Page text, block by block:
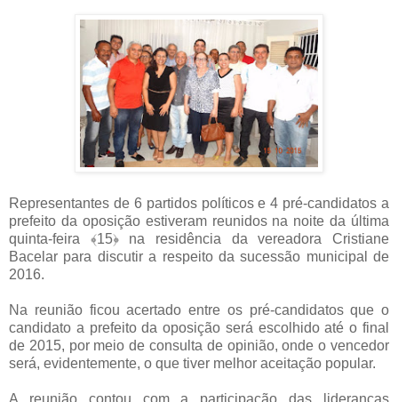
Representantes de 6 partidos políticos e 4 pré-candidatos a
prefeito da oposição estiveram reunidos na noite da última
quinta-feira ﴾15﴿
na residência da vereadora Cristiane
Bacelar para discutir a respeito da sucessão municipal de
2016.
Na reunião ficou acertado entre os pré-candidatos que o
candidato a prefeito da oposição será escolhidoaté o final
de 2015, por meio de consulta de opinião, onde o vencedor
será, evidentemente, o que tiver melhor aceitação popular.
A reunião contou com a participação das lideranças